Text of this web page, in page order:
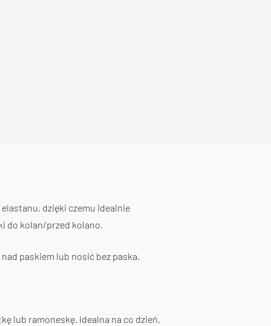
dzięki czemu idealnie
do kolan/przed kolano.
paskiem lub nosić bez paska.
lub ramoneskę. Idealna na co dzień,